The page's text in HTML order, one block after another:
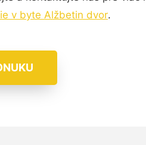
v byte Alžbetin dvor.